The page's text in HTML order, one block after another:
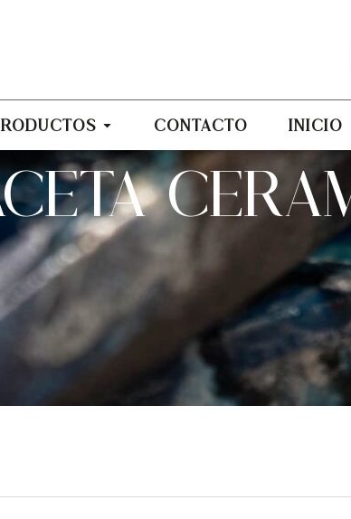
CONTACTO INICIO